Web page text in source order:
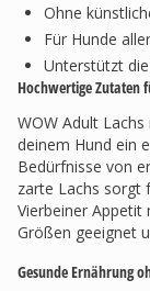
Ohne
Für Hunde
Unterstützt
Hochwertige Zutaten
WOW Adult
deinem Hund ein
Bedürfnisse von
zarte Lachs sorgt
Vierbeiner
Größen geeignet
Gesunde Ernährung